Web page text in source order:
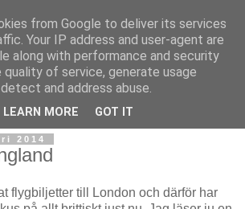
2014
flygbiljetter till London och därför har
from Google to deliver its services
Your IP address and user-agent are
along with performance and security
of service, generate usage
and address abuse.
LEARN MORE GOT IT